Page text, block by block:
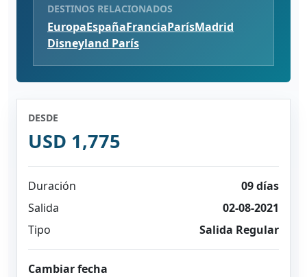
DESTINOS RELACIONADOS
EuropaEspañaFranciaParísMadrid
Disneyland París
DESDE
USD 1,775
Duración
09 días
Salida
02-08-2021
Tipo
Salida Regular
Cambiar fecha